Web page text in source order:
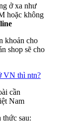
ở xa như
hoặc không
khoản cho
shop sẽ cho
VN thì ntn?
cần
Nam
thức sau: